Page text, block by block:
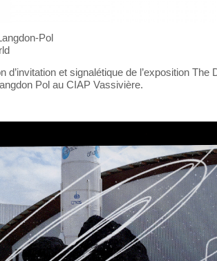
Pol
d’invitation et signalétique de l’exposition The
Pol au CIAP Vassivière.